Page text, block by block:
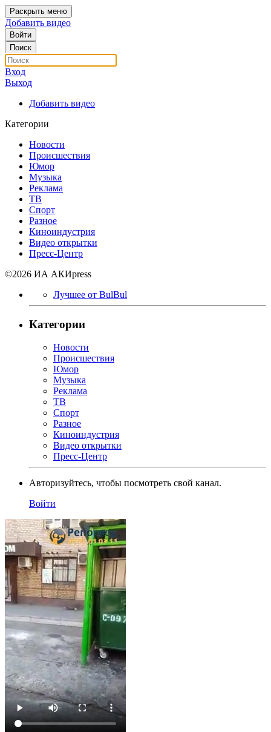
Раскрыть меню
Добавить видео
Войти
Поиск
Вход
Выход
Добавить видео
Категории
Новости
Происшествия
Юмор
Музыка
Реклама
ТВ
Спорт
Разное
Киноиндустрия
Видео открытки
Пресс-Центр
©2026 ИА АКИpress
Лучшее от BulBul
Категории
Новости
Происшествия
Юмор
Музыка
Реклама
ТВ
Спорт
Разное
Киноиндустрия
Видео открытки
Пресс-Центр
Авторизуйтесь, чтобы посмотреть свой канал.
Войти